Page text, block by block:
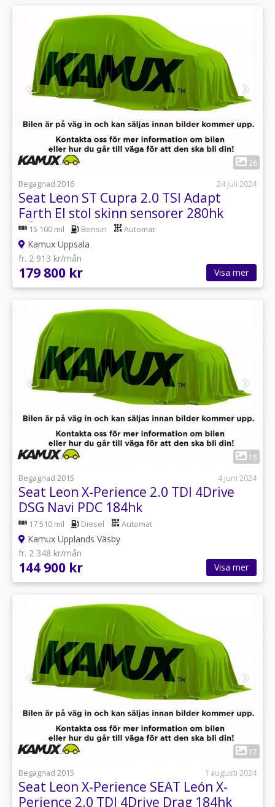
26
Begagnad 2016
24 juli 2024
Seat Leon ST Cupra 2.0 TSI Adapt
Farth El stol skinn sensorer 280hk
RÄNTA
15 100 mil Bensin Automat
Kamux Uppsala
fr. 2 913 kr/mån
179 800 kr Visa mer
18
Begagnad 2015
4 juni 2024
Seat Leon X-Perience 2.0 TDI 4Drive
DSG Navi PDC 184hk
17 510 mil Diesel Automat
Kamux Upplands Väsby
fr. 2 348 kr/mån
144 900 kr Visa mer
17
Begagnad 2015
1 augusti 2024
Seat Leon X-Perience SEAT León X-
Perience 2.0 TDI 4Drive Drag 184hk